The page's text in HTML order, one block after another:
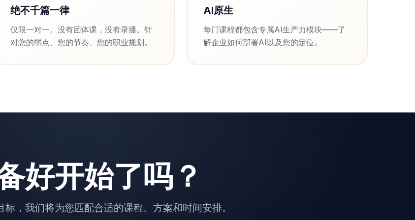
绝不千篇一律
仅限一对一。没有团体课，没有录播。针
对您的弱点、您的节奏、您的职业规划。
AI原生
每门课程都包含专属AI生产力模块——了
解企业如何部署AI以及您的定位。
好开始了吗？
标，我们将为您匹配合适的课程、方案和时间安排。